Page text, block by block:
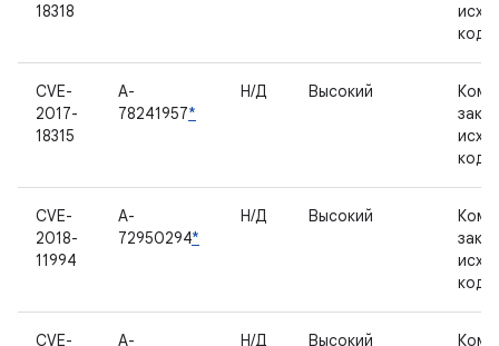
18318
CVE-
2017-
18315
A-
78241957*
Н/Д Высокий
CVE-
2018-
11994
A-
72950294*
Н/Д Высокий
CVE-
A-
Н/Д Высокий